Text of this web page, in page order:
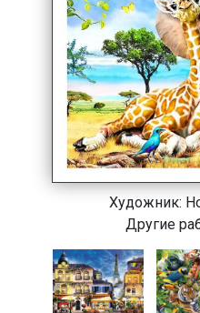
Художник:
Другие